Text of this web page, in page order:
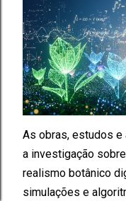
As obras, estudos e
a investigação
realismo botânico
simulações e